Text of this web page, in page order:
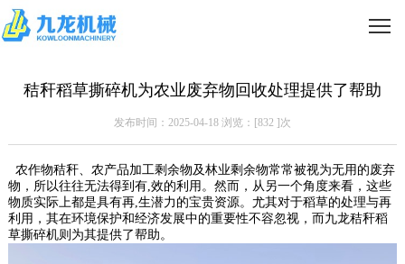
秸秆稻草撕碎机为农业废弃物回收处理提供了帮助
发布时间：2025-04-18 浏览：[832 ]次
农作物秸秆、农产品加工剩余物及林业剩余物常常被视为无用的废弃
物，所以往往无法得到有,效的利用。然而，从另一个角度来看，这些
物质实际上都是具有再,生潜力的宝贵资源。尤其对于稻草的处理与再
利用，其在环境保护和经济发展中的重要性不容忽视，而九龙秸秆稻
草撕碎机则为其提供了帮助。